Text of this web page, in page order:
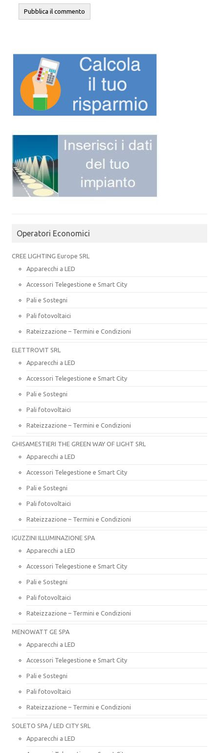
Operatori Economici
CREE LIGHTING Europe SRL
Apparecchi a LED
Accessori Telegestione e Smart City
Pali e Sostegni
Pali fotovoltaici
Rateizzazione – Termini e Condizioni
ELETTROVIT SRL
Apparecchi a LED
Accessori Telegestione e Smart City
Pali e Sostegni
Pali fotovoltaici
Rateizzazione – Termini e Condizioni
GHISAMESTIERI THE GREEN WAY OF LIGHT SRL
Apparecchi a LED
Accessori Telegestione e Smart City
Pali e Sostegni
Pali fotovoltaici
Rateizzazione – Termini e Condizioni
IGUZZINI ILLUMINAZIONE SPA
Apparecchi a LED
Accessori Telegestione e Smart City
Pali e Sostegni
Pali fotovoltaici
Rateizzazione – Termini e Condizioni
MENOWATT GE SPA
Apparecchi a LED
Accessori Telegestione e Smart City
Pali e Sostegni
Pali fotovoltaici
Rateizzazione – Termini e Condizioni
SOLETO SPA / LED CITY SRL
Apparecchi a LED